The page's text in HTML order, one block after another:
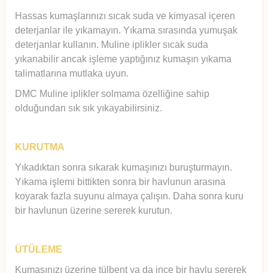
Hassas kumaşlarınızı sıcak suda ve kimyasal içeren
deterjanlar ile yıkamayın. Yıkama sırasında yumuşak
deterjanlar kullanın. Muline iplikler sıcak suda
yıkanabilir ancak işleme yaptığınız kumaşın yıkama
talimatlarına mutlaka uyun.
DMC Muline iplikler solmama özelliğine sahip
olduğundan sık sık yıkayabilirsiniz.
KURUTMA
Yıkadıktan sonra sıkarak kumaşınızı buruşturmayın.
Yıkama işlemi bittikten sonra bir havlunun arasına
koyarak fazla suyunu almaya çalışın. Daha sonra kuru
bir havlunun üzerine sererek kurutun.
ÜTÜLEME
Kumaşınızı üzerine tülbent ya da ince bir havlu sererek